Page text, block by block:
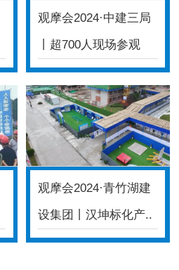
观摩会2024·中建三局
丨超700人现场参观
体..
观摩会2024·青竹湖建
设集团丨汉坤标化产..